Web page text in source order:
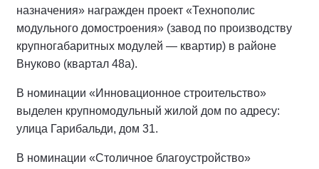
назначения» награжден проект «Технополис
модульного домостроения» (завод по производству
крупногабаритных модулей — квартир) в районе
Внуково (квартал 48а).
В номинации «Инновационное строительство»
выделен крупномодульный жилой дом по адресу:
улица Гарибальди, дом 31.
В номинации «Столичное благоустройство»